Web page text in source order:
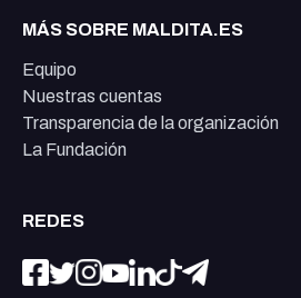
MÁS SOBRE MALDITA.ES
Equipo
Nuestras cuentas
Transparencia de la organización
La Fundación
REDES